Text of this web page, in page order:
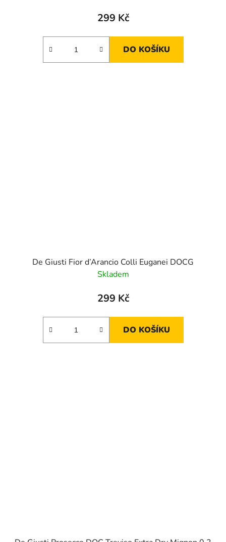
299 Kč
DO KOŠÍKU
De Giusti Fior d’Arancio Colli Euganei DOCG
Skladem
299 Kč
DO KOŠÍKU